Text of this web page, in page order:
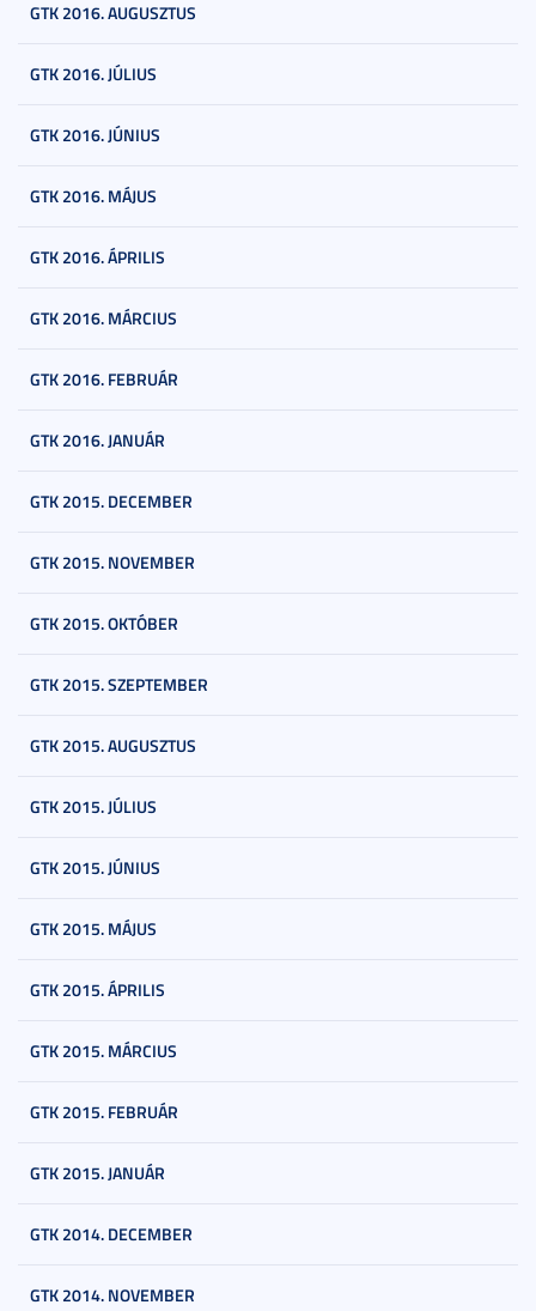
GTK 2016. AUGUSZTUS
GTK 2016. JÚLIUS
GTK 2016. JÚNIUS
GTK 2016. MÁJUS
GTK 2016. ÁPRILIS
GTK 2016. MÁRCIUS
GTK 2016. FEBRUÁR
GTK 2016. JANUÁR
GTK 2015. DECEMBER
GTK 2015. NOVEMBER
GTK 2015. OKTÓBER
GTK 2015. SZEPTEMBER
GTK 2015. AUGUSZTUS
GTK 2015. JÚLIUS
GTK 2015. JÚNIUS
GTK 2015. MÁJUS
GTK 2015. ÁPRILIS
GTK 2015. MÁRCIUS
GTK 2015. FEBRUÁR
GTK 2015. JANUÁR
GTK 2014. DECEMBER
GTK 2014. NOVEMBER